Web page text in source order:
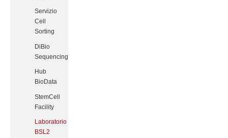
Servizio
Cell
Sorting
DiBio
Sequencing
Hub
BioData
StemCell
Facility
Laboratorio
BSL2